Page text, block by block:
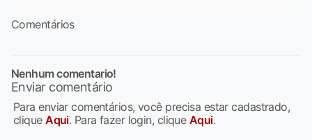
Comentários
Nenhum comentario!
Enviar comentário
Para enviar comentários, você precisa estar cadastrado,
cliqueAqui. Para fazer login, clique Aqui.